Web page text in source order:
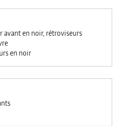
avant en noir, rétroviseurs
en noir